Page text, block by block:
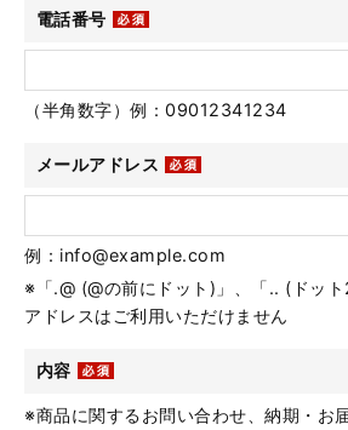
電話番号
（半角数字）例：09012341234
メールアドレス
例：info@example.com
※「.@ (@の前にドット)」、「.. (ドッ
アドレスはご利用いただけません
内容
※商品に関するお問い合わせ、納期・お